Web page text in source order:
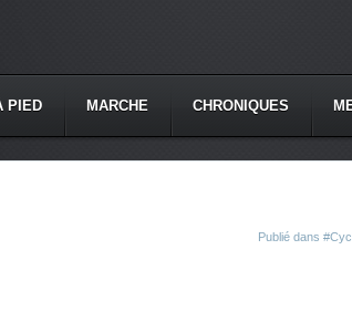
PIED MARCHE CHRONIQUES
Publié dans